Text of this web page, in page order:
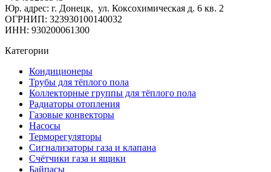
Юр. адрес: г. Донецк, ул. Коксохимическая д. 6 кв. 2
ОГРНИП: 323930100140032
ИНН: 930200061300
Категории
Кондиционеры
Трубы для тёплого пола
Коллекторные группы для тёплого пола
Радиаторы отопления
Газовые конвекторы
Насосы
Терморегуляторы
Сигнализаторы газа и клапана
Счётчики газа и ящики
Байпасы